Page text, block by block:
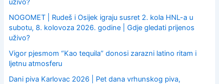
uživo?
NOGOMET | Rudeš i Osijek igraju susret 2. kola HNL-a u
subotu, 8. kolovoza 2026. godine | Gdje gledati prijenos
uživo?
Vigor pjesmom “Kao tequila” donosi zarazni latino ritam i
ljetnu atmosferu
Dani piva Karlovac 2026 | Pet dana vrhunskog piva,